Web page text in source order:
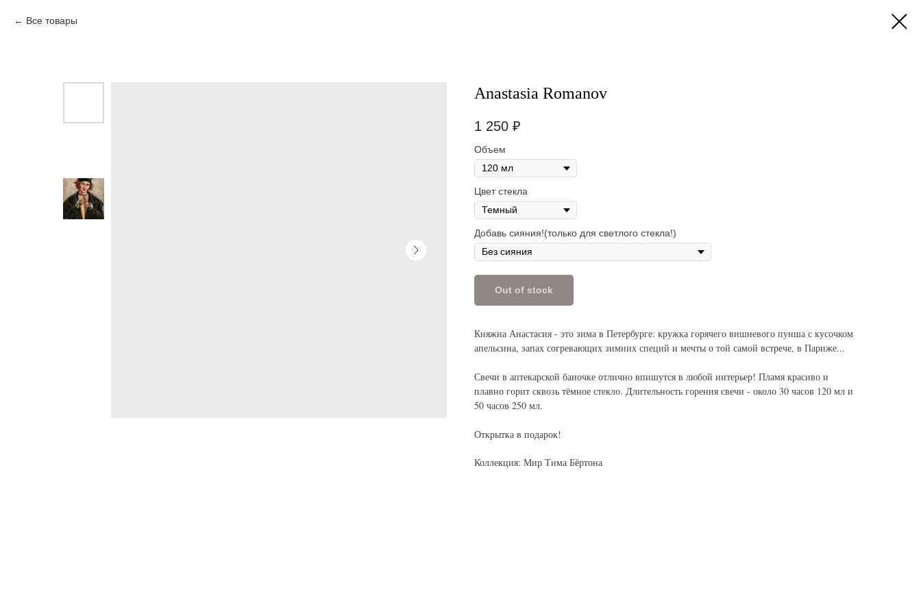
Все товары
Anastasia Romanov
1 250 ₽
Объем
Цвет стекла
Добавь сияния!(только для светлого стекла!)
Out of stock
Княжна Анастасия - это зима в Петербурге: кружка горячего вишневого пунша с кусочком
апельсина, запах согревающих зимних специй и мечты о той самой встрече, в Париже...
Свечи в аптекарской баночке отлично впишутся в любой интерьер! Пламя красиво и
плавно горит сквозь тёмное стекло. Длительность горения свечи - около 30 часов 120 мл и
50 часов 250 мл.
Открытка в подарок!
Коллекция: Мир Тима Бёртона